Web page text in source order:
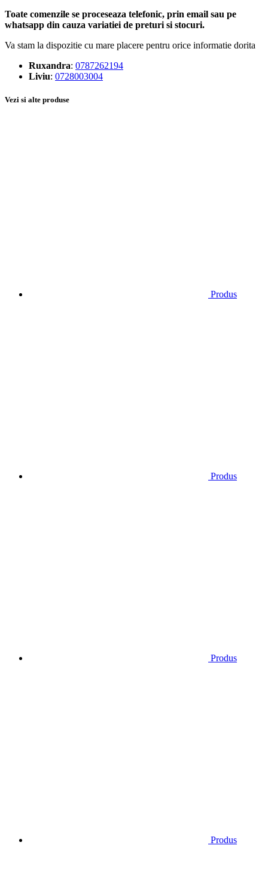
Toate comenzile se proceseaza telefonic, prin email sau pe
whatsapp din cauza variatiei de preturi si stocuri.
Va stam la dispozitie cu mare placere pentru orice informatie dorita
Ruxandra: 0787262194
Liviu: 0728003004
Vezi si alte produse
Produs
Produs
Produs
Produs